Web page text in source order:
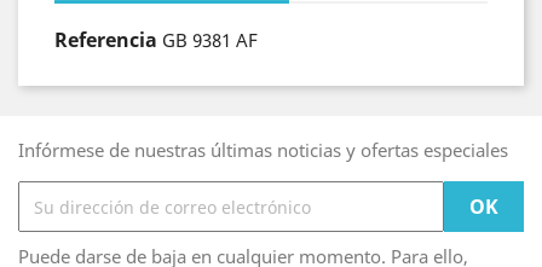
Referencia GB 9381 AF
Infórmese de nuestras últimas noticias y ofertas especiales
Puede darse de baja en cualquier momento. Para ello,